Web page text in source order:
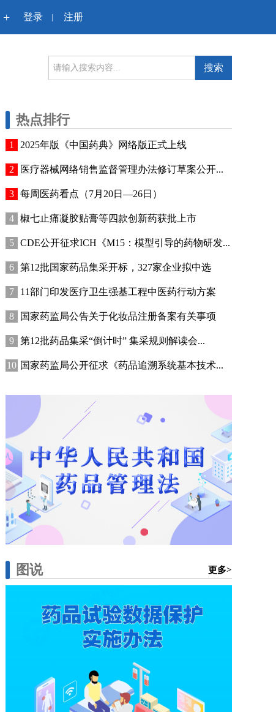
+ 登录 | 注册
搜索
热点排行
2025年版《中国药典》网络版正式上线
医疗器械网络销售监督管理办法修订草案公开...
每周医药看点（7月20日—26日）
椒七止痛凝胶贴膏等四款创新药获批上市
CDE公开征求ICH《M15：模型引导的药物研发...
第12批国家药品集采开标，327家企业拟中选
11部门印发医疗卫生强基工程中医药行动方案
国家药监局公告关于化妆品注册备案有关事项
第12批药品集采“倒计时” 集采规则解读会...
国家药监局公开征求《药品追溯系统基本技术...
图说 更多>